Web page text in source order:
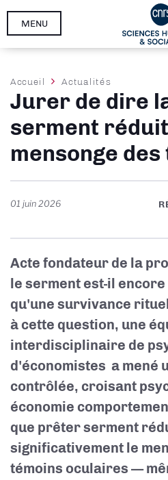
Aller
MENU
Fil
d'Ariane
Accueil Actualités
Jurer de dire
serment
mensonge
01 juin 2026
Acte fondateur de la
le serment est-il
qu'une survivance
à cette question, une
interdisciplinaire de
d'économistes a mené
contrôlée, croisant
économie
que prêter serment
significativement le
témoins oculaires —